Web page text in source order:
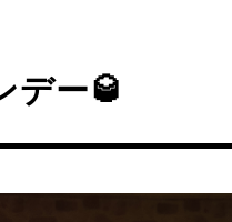
デー🥃